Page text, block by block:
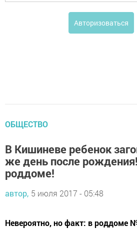
Авторизоваться
ОБЩЕСТВО
В Кишиневе ребенок
же день после
роддоме!
автор, 5 июля 2017 - 05:48
Невероятно, но факт: в роддоме